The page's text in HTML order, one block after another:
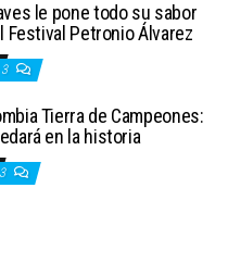
le pone todo su sabor
Festival Petronio Álvarez
3
Tierra de Campeones:
en la historia
3